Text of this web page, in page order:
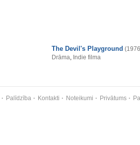
The Devil's Playground
Drāma, Indie filma
Palīdzība Kontakti Noteikumi Privātums